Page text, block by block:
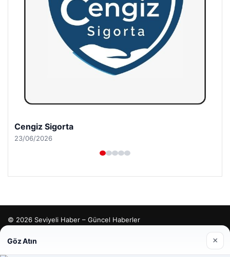
Cengiz Sigorta
23/06/2026
© 2026 Seviyeli Haber – Güncel Haberler
Göz Atın ×